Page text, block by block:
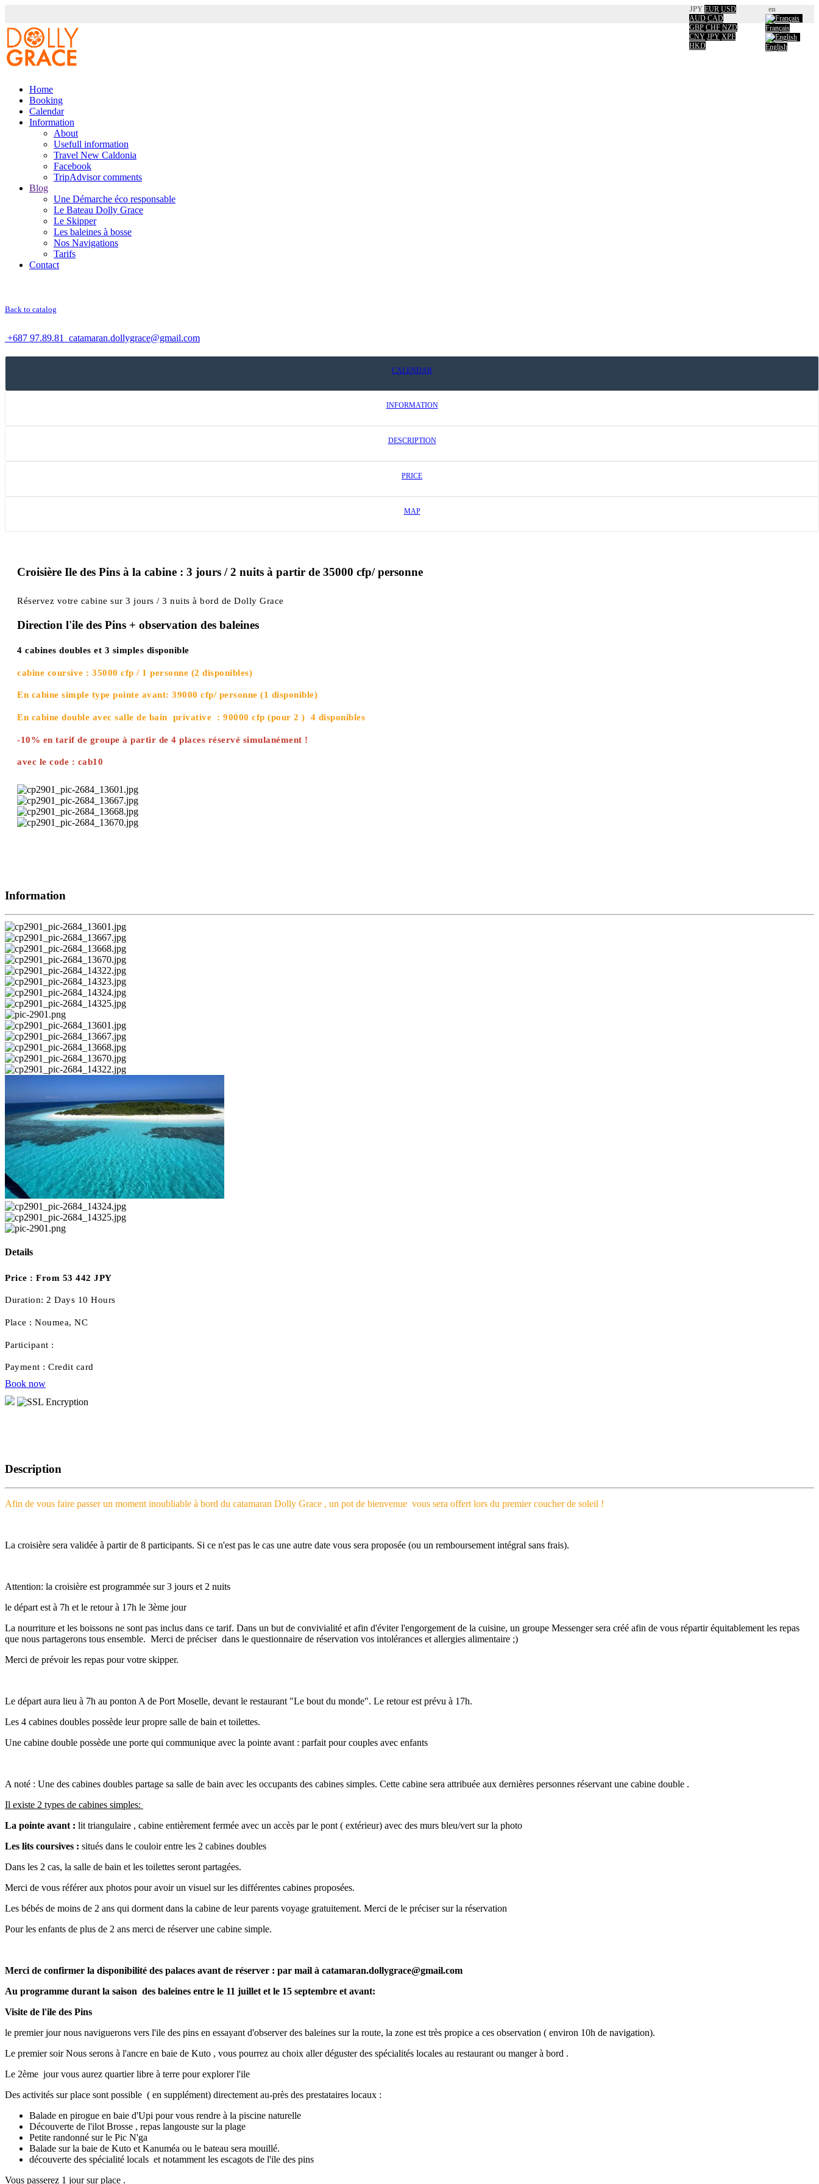
en
Français
English
JPY EUR USD
AUD CAD
GBP CHF NZD
CNY JPY XPF
HKD
Home
Booking
Calendar
Information
About
Usefull information
Travel New Caldonia
Facebook
TripAdvisor comments
Blog
Une Démarche éco responsable
Le Bateau Dolly Grace
Le Skipper
Les baleines à bosse
Nos Navigations
Tarifs
Contact
Back to catalog
+687 97.89.81 catamaran.dollygrace@gmail.com
CALENDAR
INFORMATION
DESCRIPTION
PRICE
MAP
Croisière Ile des Pins à la cabine : 3 jours / 2 nuits à partir de 35000 cfp/ personne
Réservez votre cabine sur 3 jours / 3 nuits à bord de Dolly Grace
Direction l'ile des Pins + observation des baleines
4 cabines doubles et 3 simples disponible
cabine coursive : 35000 cfp / 1 personne (2 disponibles)
En cabine simple type pointe avant: 39000 cfp/ personne (1 disponible)
En cabine double avec salle de bain privative : 90000 cfp (pour 2 ) 4 disponibles
-10% en tarif de groupe à partir de 4 places réservé simulanément !
avec le code : cab10
Information
Details
Price : From 53 442 JPY
Duration: 2 Days 10 Hours
Place : Noumea, NC
Participant :
Payment : Credit card
Book now
Description
Afin de vous faire passer un moment inoubliable à bord du catamaran Dolly Grace , un pot de bienvenue vous sera offert lors du premier coucher de soleil !
La croisière sera validée à partir de 8 participants. Si ce n'est pas le cas une autre date vous sera proposée (ou un remboursement intégral sans frais).
Attention: la croisière est programmée sur 3 jours et 2 nuits
le départ est à 7h et le retour à 17h le 3ème jour
La nourriture et les boissons ne sont pas inclus dans ce tarif. Dans un but de convivialité et afin d'éviter l'engorgement de la cuisine, un groupe Messenger sera créé afin de vous répartir équitablement les repas
que nous partagerons tous ensemble. Merci de préciser dans le questionnaire de réservation vos intolérances et allergies alimentaire ;)
Merci de prévoir les repas pour votre skipper.
Le départ aura lieu à 7h au ponton A de Port Moselle, devant le restaurant "Le bout du monde". Le retour est prévu à 17h.
Les 4 cabines doubles possède leur propre salle de bain et toilettes.
Une cabine double possède une porte qui communique avec la pointe avant : parfait pour couples avec enfants
A noté : Une des cabines doubles partage sa salle de bain avec les occupants des cabines simples. Cette cabine sera attribuée aux dernières personnes réservant une cabine double .
Il existe 2 types de cabines simples:
La pointe avant : lit triangulaire , cabine entièrement fermée avec un accès par le pont ( extérieur) avec des murs bleu/vert sur la photo
Les lits coursives : situés dans le couloir entre les 2 cabines doubles
Dans les 2 cas, la salle de bain et les toilettes seront partagées.
Merci de vous référer aux photos pour avoir un visuel sur les différentes cabines proposées.
Les bébés de moins de 2 ans qui dorment dans la cabine de leur parents voyage gratuitement. Merci de le préciser sur la réservation
Pour les enfants de plus de 2 ans merci de réserver une cabine simple.
Merci de confirmer la disponibilité des palaces avant de réserver : par mail à catamaran.dollygrace@gmail.com
Au programme durant la saison des baleines entre le 11 juillet et le 15 septembre et avant:
Visite de l'ile des Pins
le premier jour nous naviguerons vers l'ile des pins en essayant d'observer des baleines sur la route, la zone est très propice a ces observation ( environ 10h de navigation).
Le premier soir Nous serons à l'ancre en baie de Kuto , vous pourrez au choix aller déguster des spécialités locales au restaurant ou manger à bord .
Le 2ème jour vous aurez quartier libre à terre pour explorer l'ile
Des activités sur place sont possible ( en supplément) directement au-près des prestataires locaux :
Balade en pirogue en baie d'Upi pour vous rendre à la piscine naturelle
Découverte de l'ilot Brosse , repas langouste sur la plage
Petite randonné sur le Pic N'ga
Balade sur la baie de Kuto et Kanuméa ou le bateau sera mouillé.
découverte des spécialité locals et notamment les escagots de l'ile des pins
Vous passerez 1 jour sur place .